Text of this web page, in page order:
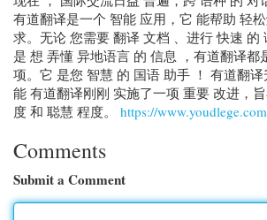
有道翻译是一个 智能 应用，它 能帮助 轻
求。无论 您需要 翻译 文档 、进行 快速 的
是 想 弄懂 异地语言 的 信息 ，有道翻译都
项。它 是您 智慧 的 国语 助手 ！ 有道翻
能 有道翻译刚刚 实施了一项 重要 改进，
度 和 聪慧 程度。 https://www.youdlege.com
Comments
Submit a Comment